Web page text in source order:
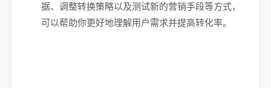
据、调整转换策略以及测试新的营销手段等方式，
可以帮助你更好地理解用户需求并提高转化率。